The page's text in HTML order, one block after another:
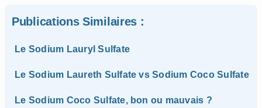
Publications Similaires :
Le Sodium Lauryl Sulfate
Le Sodium Laureth Sulfate vs Sodium Coco Sulfate
Le Sodium Coco Sulfate, bon ou mauvais ?